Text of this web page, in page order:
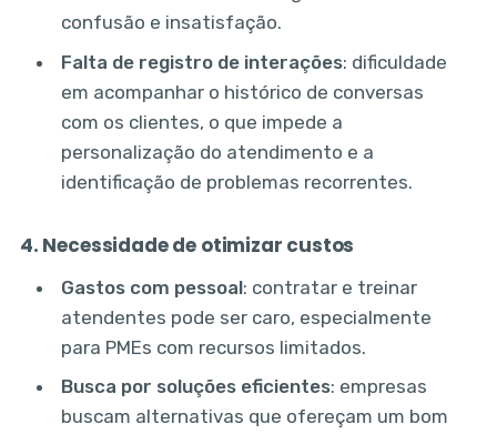
confusão e insatisfação.
Falta de registro de interações: dificuldade
em acompanhar o histórico de conversas
com os clientes, o que impede a
personalização do atendimento e a
identificação de problemas recorrentes.
4. Necessidade de otimizar custos
Gastos com pessoal: contratar e treinar
atendentes pode ser caro, especialmente
para PMEs com recursos limitados.
Busca por soluções eficientes: empresas
buscam alternativas que ofereçam um bom